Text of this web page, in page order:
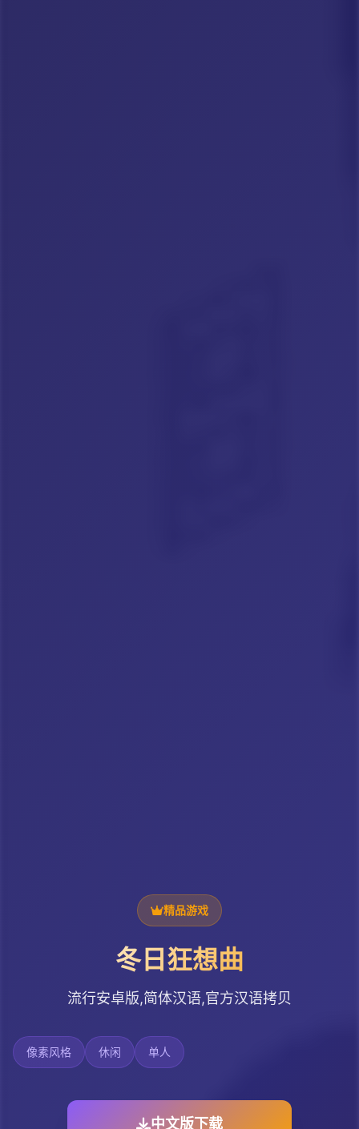
精品游戏
冬日狂想曲
流行安卓版,简体汉语,官方汉语拷贝
像素风格 休闲 单人
中文版下载